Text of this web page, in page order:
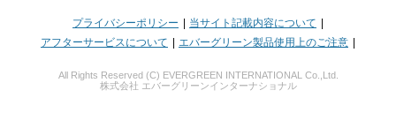
プライバシーポリシー
当サイト記載内容について
アフターサービスについて
エバーグリーン製品使用上のご注意
All Rights Reserved (C) EVERGREEN INTERNATIONAL Co.,Ltd.
株式会社 エバーグリーンインターナショナル